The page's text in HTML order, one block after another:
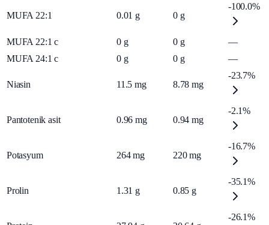
MUFA 22:1 0.01 g 0 g
-100.0%
MUFA 22:1 c 0 g 0 g
—
MUFA 24:1 c
0 g 0 g —
Niasin 11.5 mg 8.78 mg
-23.7%
Pantotenik asit 0.96 mg 0.94 mg
-2.1%
Potasyum 264 mg 220 mg
-16.7%
Prolin 1.31 g 0.85 g
-35.1%
-26.1%